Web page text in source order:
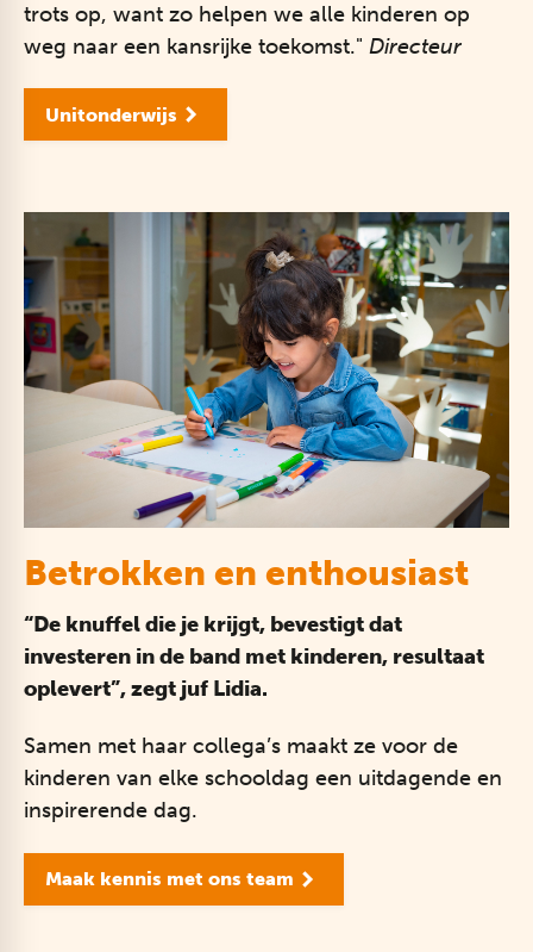
trots op, want zo helpen we alle kinderen op
weg naar een kansrijke toekomst." Directeur
Unitonderwijs
Betrokken en enthousiast
“De knuffel die je krijgt, bevestigt dat
investeren in de band met kinderen, resultaat
oplevert”, zegt juf Lidia.
Samen met haar collega’s maakt ze voor de
kinderen van elke schooldag een uitdagende en
inspirerende dag.
Maak kennis met ons team